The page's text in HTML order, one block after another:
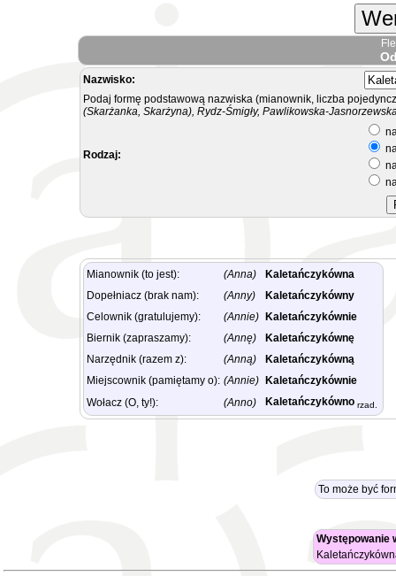
Nazwisko:
Podaj formę podstawową nazwiska (mianownik, liczba
(Skarżanka, Skarżyna), Rydz-Śmigły, Pawlikowska-
Rodzaj:
Mianownik (to jest): (Anna)
Kaletańczykówna
Dopełniacz (brak nam):
(Anny)
Kaletańczykówny
Celownik (gratulujemy):
(Annie)
Kaletańczykównie
Biernik (zapraszamy):
(Annę)
Kaletańczykównę
Narzędnik (razem z):
(Anną)
Kaletańczykówną
Miejscownik (pamiętamy o): (Annie)
Kaletańczykównie
Wołacz (O, ty!):
(Anno) Kaletańczykówno rzad.
To może być
Występowanie